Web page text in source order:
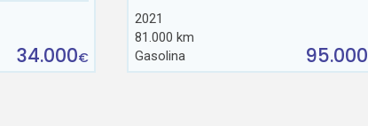
34.000€
2021
81.000 km
Gasolina
95.000